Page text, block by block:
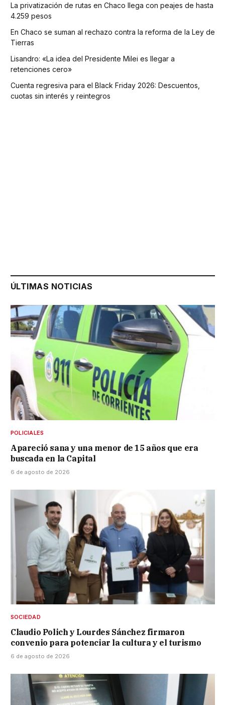
La privatización de rutas en Chaco llega con peajes de hasta
4.259 pesos
En Chaco se suman al rechazo contra la reforma de la Ley de
Tierras
Lisandro: «La idea del Presidente Milei es llegar a
retenciones cero»
Cuenta regresiva para el Black Friday 2026: Descuentos,
cuotas sin interés y reintegros
ÚLTIMAS NOTICIAS
POLICIALES
Apareció sana y una menor de 15 años que era
buscada en la Capital
6 de agosto de 2026
SOCIEDAD
Claudio Polich y Lourdes Sánchez firmaron
convenio para potenciar la cultura y el turismo
6 de agosto de 2026